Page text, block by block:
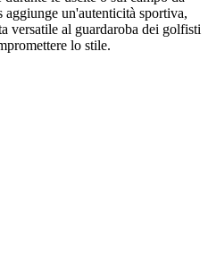
un'autenticità sportiva,
versatile al guardaroba dei golfisti
lo stile.